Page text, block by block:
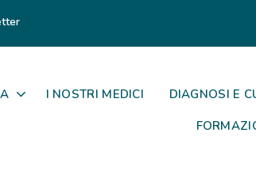
I NOSTRI MEDICI DIAGNOSI E